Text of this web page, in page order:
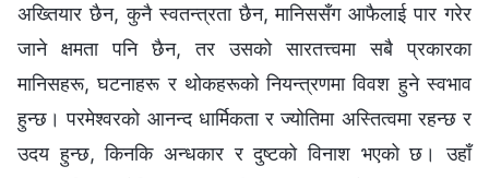
अख्तियार छैन, कुनै स्वतन्त्रता छैन, मानिससँग आफैलाई पार गरेर
जाने क्षमता पनि छैन, तर उसको सारतत्त्वमा सबै प्रकारका
मानिसहरू, घटनाहरू र थोकहरूको नियन्‍त्रणमा विवश हुने स्वभाव
हुन्छ। परमेश्‍वरको आनन्द धार्मिकता र ज्योतिमा अस्तित्वमा रहन्छ र
उदय हुन्छ, किनकि अन्धकार र दुष्‍टको विनाश भएको छ। उहाँ